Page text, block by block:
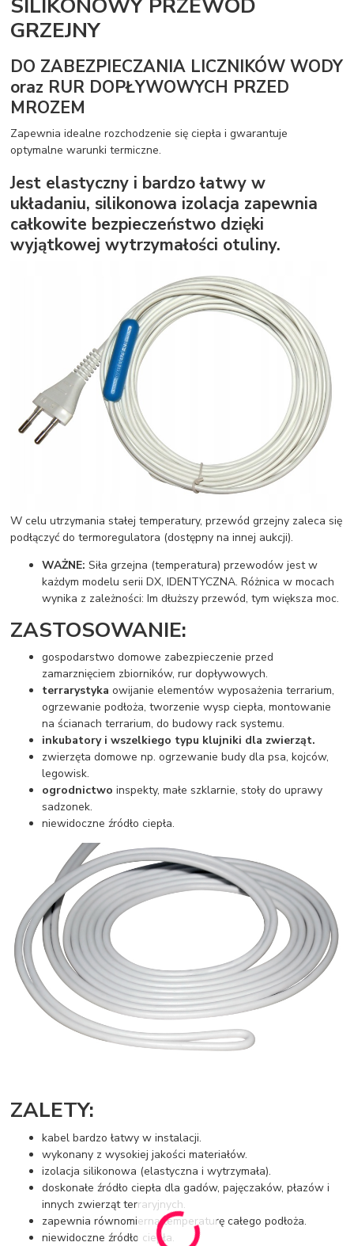
GRZEJNY
DO ZABEZPIECZANIA LICZNIKÓW WODY
oraz RUR DOPŁYWOWYCH PRZED
MROZEM
Zapewnia idealne rozchodzenie się ciepła i gwarantuje
optymalne warunki termiczne.
Jest elastyczny i bardzo łatwy w
układaniu, silikonowa izolacja zapewnia
całkowite bezpieczeństwo dzięki
wyjątkowej wytrzymałości otuliny.
W celu utrzymania stałej temperatury, przewód grzejny zaleca się
podłączyć do termoregulatora (dostępny na innej aukcji).
WAŻNE: Siła grzejna (temperatura) przewodów jest w
każdym modelu serii DX, IDENTYCZNA. Różnica w mocach
wynika z zależności: Im dłuższy przewód, tym większa moc.
ZASTOSOWANIE:
gospodarstwo domowe zabezpieczenie przed
zamarznięciem zbiorników, rur dopływowych.
terrarystyka owijanie elementów wyposażenia terrarium,
ogrzewanie podłoża, tworzenie wysp ciepła, montowanie
na ścianach terrarium, do budowy rack systemu.
inkubatory i wszelkiego typu klujniki dla zwierząt.
zwierzęta domowe np. ogrzewanie budy dla psa, kojców,
legowisk.
ogrodnictwo inspekty, małe szklarnie, stoły do uprawy
sadzonek.
niewidoczne źródło ciepła.
ZALETY:
kabel bardzo łatwy w instalacji.
wykonany z wysokiej jakości materiałów.
izolacja silikonowa (elastyczna i wytrzymała).
doskonałe źródło ciepła dla gadów, pajęczaków, płazów i
innych zwierząt terraryjnych.
zapewnia równomierną temperaturę całego podłoża.
niewidoczne źródło ciepła.